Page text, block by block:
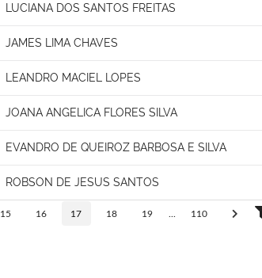
LUCIANA DOS SANTOS FREITAS
JAMES LIMA CHAVES
LEANDRO MACIEL LOPES
JOANA ANGELICA FLORES SILVA
EVANDRO DE QUEIROZ BARBOSA E SILVA
ROBSON DE JESUS SANTOS
15 16 17 18 19 110